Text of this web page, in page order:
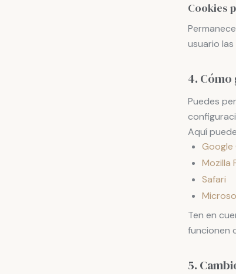
Cookies
usuario las
4.
Puedes
Aquí
Google
Mozilla
Safari
Ten en
funcionen
5.